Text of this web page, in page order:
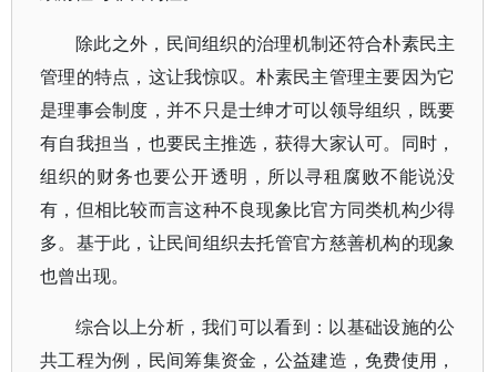
除此之外，民间组织的治理机制还符合朴素民主
管理的特点，这让我惊叹。朴素民主管理主要因为它
是理事会制度，并不只是士绅才可以领导组织，既要
有自我担当，也要民主推选，获得大家认可。同时，
组织的财务也要公开透明，所以寻租腐败不能说没
有，但相比较而言这种不良现象比官方同类机构少得
多。基于此，让民间组织去托管官方慈善机构的现象
也曾出现。
综合以上分析，我们可以看到：以基础设施的公
共工程为例，民间筹集资金，公益建造， 免费使用，